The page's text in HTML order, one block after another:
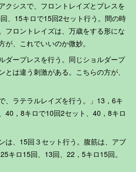
クシスで、フロントレイズとプレスを
、15キロで15回2セット行う。間の時
フロントレイズは、万歳をする形にな
、これでいいのか微妙。
ダープレスを行う。同じショルダープ
とは違う刺激がある。こちらの方が、
、ラテラルレイズを行う。」13，6キ
40，8キロで10回2セット、40，8キロ
は、15回３セット行う。腹筋は、アブ
キロ15回、13回、22，5キロ15回。